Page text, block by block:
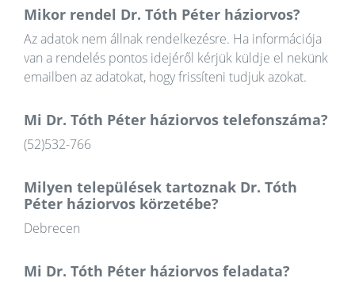
Mikor rendel Dr. Tóth Péter háziorvos?
Az adatok nem állnak rendelkezésre. Ha információja
van a rendelés pontos idejéről kérjük küldje el nekünk
emailben az adatokat, hogy frissíteni tudjuk azokat.
Mi Dr. Tóth Péter háziorvos telefonszáma?
(52)532-766
Milyen települések tartoznak Dr. Tóth
Péter háziorvos körzetébe?
Debrecen
Mi Dr. Tóth Péter háziorvos feladata?